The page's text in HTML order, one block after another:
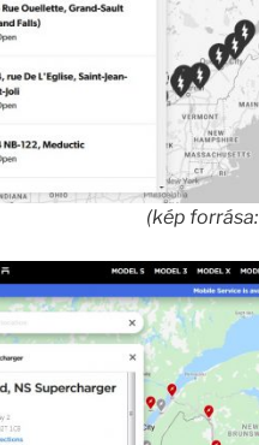
(kép forrása: